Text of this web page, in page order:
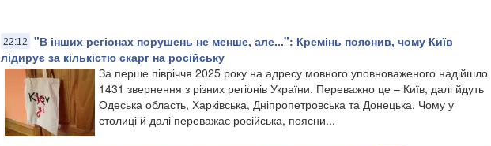
22:12
"В інших регіонах порушень не менше, але...": Кремінь пояснив, чому Київ
лідирує за кількістю скарг на російську
За перше півріччя 2025 року на адресу мовного уповноваженого надійшло
1431 звернення з різних регіонів України. Переважно це – Київ, далі йдуть
Одеська область, Харківська, Дніпропетровська та Донецька. Чому у
столиці й далі переважає російська, поясни...